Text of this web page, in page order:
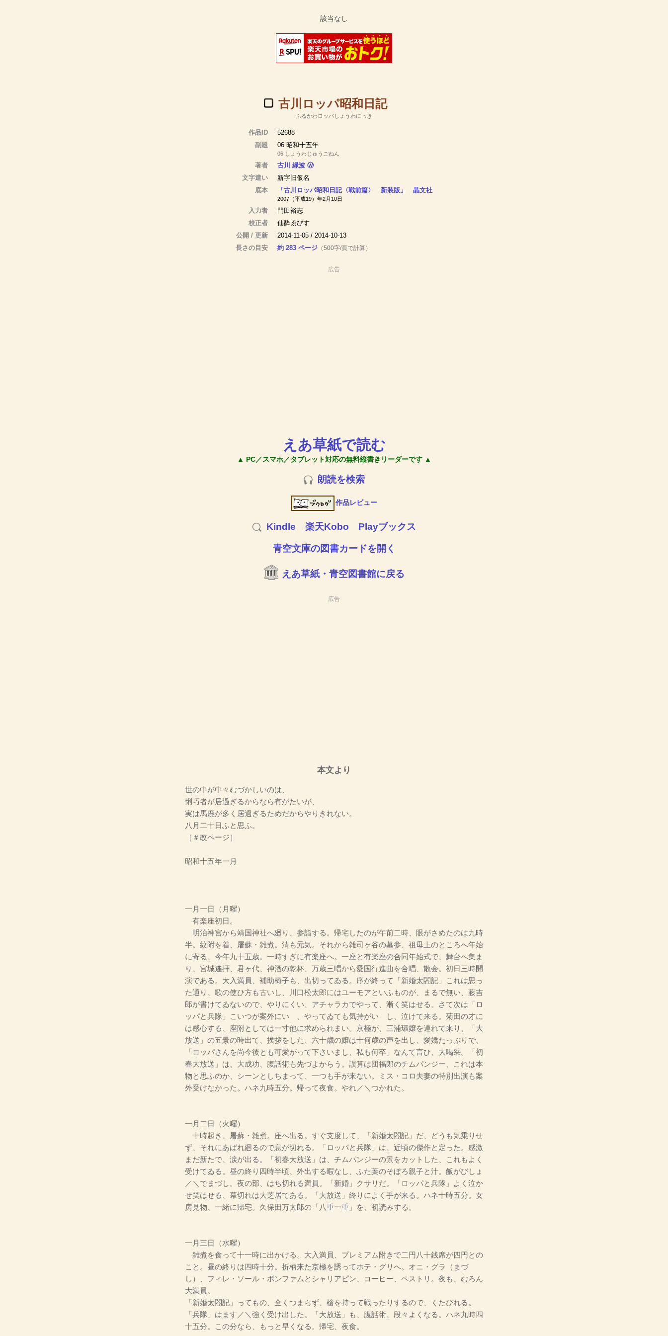
古川ロッパ昭和日記
ふるかわロッパしょうわにっき
作品ID
52688
副題
06 昭和十五年
06 しょうわじゅうごねん
著者 古川 緑波 Ⓦ
文字遣い
新字旧仮名
底本
「古川ロッパ昭和日記〈戦前篇〉 新装版」 晶文社
2007（平成19）年2月10日
入力者
門田裕志
校正者
仙酔ゑびす
公開 / 更新
2014-11-05 / 2014-10-13
長さの目安
約 283 ページ （500字/頁で計算）
広告
えあ草紙で読む
▲ PC／スマホ／タブレット対応の無料縦書きリーダーです ▲
朗読を検索
作品レビュー
Kindle 楽天Kobo Playブックス
青空文庫の図書カードを開く
えあ草紙・青空図書館に戻る
広告
本文より
世の中が中々むづかしいのは、
悧巧者が居過ぎるからなら有がたいが、
実は馬鹿が多く居過ぎるためだからやりきれない。
八月二十日ふと思ふ。
［＃改ページ］
昭和十五年一月
一月一日（月曜）
有楽座初日。
明治神宮から靖国神社へ廻り、参詣する。帰宅したのが午前二時、眼がさめたのは九時
半。紋附を着、屠蘇・雑煮。清も元気。それから雑司ヶ谷の墓参、祖母上のところへ年始
に寄る、今年九十五歳。一時すぎに有楽座へ。一座と有楽座の合同年始式で、舞台へ集ま
り、宮城遙拝、君ヶ代、神酒の乾杯、万歳三唱から愛国行進曲を合唱、散会。初日三時開
演である。大入満員、補助椅子も、出切ってゐる。序が終って「新婚太閤記」これは思っ
た通り、歌の使ひ方も古いし、川口松太郎にはユーモアといふものが、まるで無い、藤吉
郎が書けてゐないので、やりにくい、アチャラカでやって、漸く笑はせる。さて次は「ロ
ッパと兵隊」こいつが案外にいゝ、やってゐても気持がいゝし、泣けて来る。菊田の才に
は感心する、座附としては一寸他に求められまい。京極が、三浦環嬢を連れて来り、「大
放送」の五景の時出て、挨拶をした、六十歳の嬢は十何歳の声を出し、愛嬌たっぷりで、
「ロッパさんを尚今後とも可愛がって下さいまし、私も何卒」なんて言ひ、大喝采。「初
春大放送」は、大成功、腹話術も先づよからう。誤算は団福郎のチムパンジー、これは本
物と思ふのか、シーンとしちまって、一つも手が来ない。ミス・コロ夫妻の特別出演も案
外受けなかった。ハネ九時五分。帰って夜食。やれ／＼つかれた。
一月二日（火曜）
十時起き、屠蘇・雑煮。座へ出る。すぐ支度して、「新婚太閤記」だ、どうも気乗りせ
ず、それにあばれ廻るので息が切れる。「ロッパと兵隊」は、近頃の傑作と定った。感激
まだ新たで、涙が出る。「初春大放送」は、チムパンジーの景をカットした、これもよく
受けてゐる。昼の終り四時半頃、外出する暇なし、ふた葉のそぼろ親子と汁。飯がびしょ
／＼でまづし。夜の部、はち切れる満員。「新婚」クサリだ。「ロッパと兵隊」よく泣か
せ笑はせる、幕切れは大芝居である。「大放送」終りによく手が来る。ハネ十時五分。女
房見物、一緒に帰宅。久保田万太郎の「八重一重」を、初読みする。
一月三日（水曜）
雑煮を食って十一時に出かける。大入満員、プレミアム附きで二円八十銭席が四円との
こと。昼の終りは四時十分。折柄来た京極を誘ってホテ・グリへ。オニ・グラ（まづ
し）、フィレ・ソール・ボンファムとシャリアピン、コーヒー、ペストリ。夜も、むろん
大満員。
「新婚太閤記」ってもの、全くつまらず、槍を持って戦ったりするので、くたびれる。
「兵隊」はます／＼強く受け出した。「大放送」も、腹話術、段々よくなる。ハネ九時四
十五分。この分なら、もっと早くなる。帰宅、夜食。